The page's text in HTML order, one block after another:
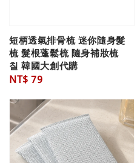
短柄透氣排骨梳 迷你隨身髮
梳 髮根蓬鬆梳 隨身補妝梳
칠 韓國大創代購
Regular
NT$ 79